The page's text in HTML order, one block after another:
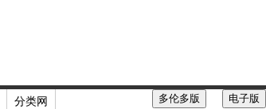
分类网 电子版
多伦多版